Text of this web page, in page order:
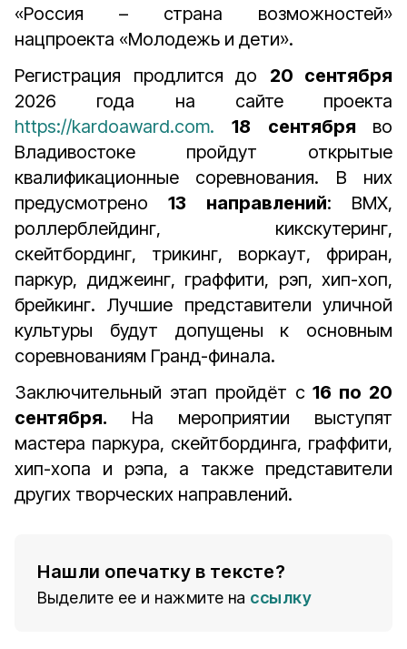
«Россия – страна возможностей»
нацпроекта «Молодежь и дети».
Регистрация продлится до 20 сентября
2026 года на сайте проекта
https://kardoaward.com.18 сентября во
Владивостоке пройдут открытые
квалификационные соревнования. В них
предусмотрено13 направлений: BMX,
роллерблейдинг, кикскутеринг,
скейтбординг, трикинг, воркаут, фриран,
паркур, диджеинг, граффити, рэп, хип-хоп,
брейкинг. Лучшие представители уличной
культуры будут допущены к основным
соревнованиям Гранд-финала.
Заключительный этап пройдёт с16 по 20
сентября. На мероприятии выступят
мастера паркура, скейтбординга, граффити,
хип-хопа и рэпа, а также представители
других творческих направлений.
Нашли опечатку в тексте?
Выделите ее и нажмите на ссылку